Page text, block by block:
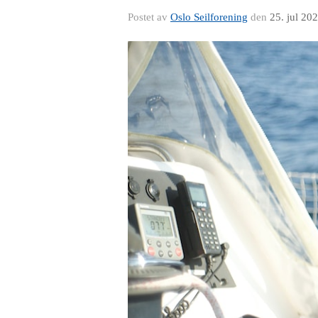
Postet av Oslo Seilforening den 25. jul